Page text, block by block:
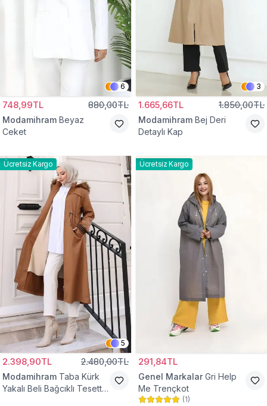
6
748,99TL 880,00TL
Modamihram Beyaz
Ceket
3
1.665,66TL 1.850,00TL
Modamihram Bej Deri
Detaylı Kap
Ücretsiz Kargo
5
2.398,90TL 2.480,00TL
Modamihram Taba Kürk
Yakalı Beli Bağcıklı Tesettür
Ücretsiz Kargo
291,84TL
Genel Markalar Gri Help
Me Trençkot
(1)